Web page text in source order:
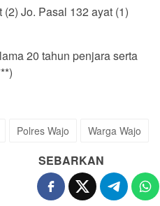
Jo. Pasal 132 ayat (1)
20 tahun penjara serta
Polres Wajo Warga Wajo
SEBARKAN